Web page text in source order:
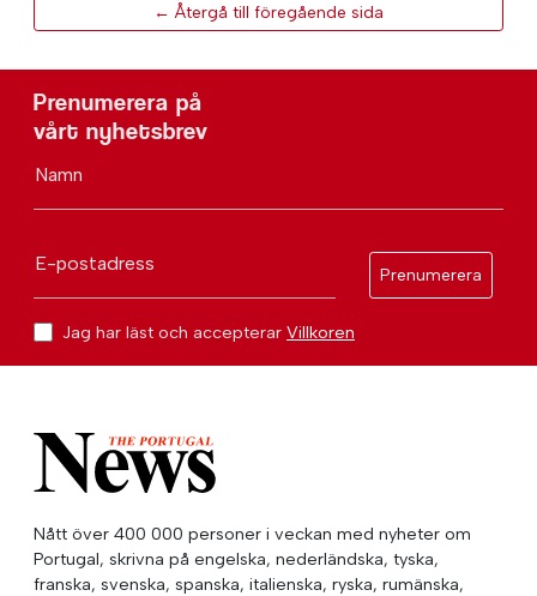
← Återgå till föregående sida
Prenumerera på
vårt nyhetsbrev
Namn
E-postadress
Prenumerera
Jag har läst och accepterar Villkoren
Nått över 400 000 personer i veckan med nyheter om
Portugal, skrivna på engelska, nederländska, tyska,
franska, svenska, spanska, italienska, ryska, rumänska,